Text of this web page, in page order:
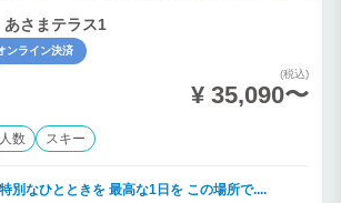
さまテラス1
ンライン決済
(税込)
¥ 35,090〜
数 スキー
別なひとときを 最高な1日を この場所で....